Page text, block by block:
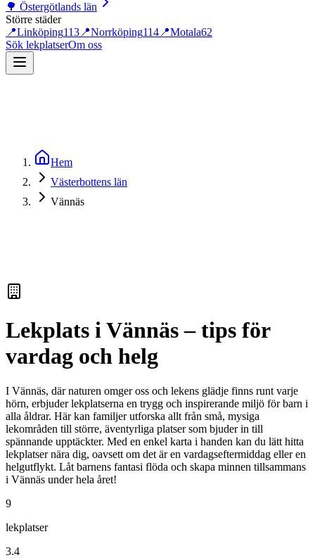
🌳 Östergötlands län
Större städer
📍Linköping113 📍Norrköping114 📍Motala62
Sök lekplatserOm oss
Hem
Västerbottens län
Vännäs
Lekplats i Vännäs – tips för
vardag och helg
I Vännäs, där naturen omger oss och lekens glädje finns runt varje
hörn, erbjuder lekplatserna en trygg och inspirerande miljö för barn i
alla åldrar. Här kan familjer utforska allt från små, mysiga
lekområden till större, äventyrliga platser som bjuder in till
spännande upptäckter. Med en enkel karta i handen kan du lätt hitta
lekplatser nära dig, oavsett om det är en vardagseftermiddag eller en
helgutflykt. Låt barnens fantasi flöda och skapa minnen tillsammans
i Vännäs under hela året!
9
lekplatser
3.4